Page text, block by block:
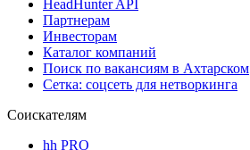
HeadHunter API
Партнерам
Инвесторам
Каталог компаний
Поиск по вакансиям в Ахтарском
Сетка: соцсеть для нетворкинга
Соискателям
hh PRO